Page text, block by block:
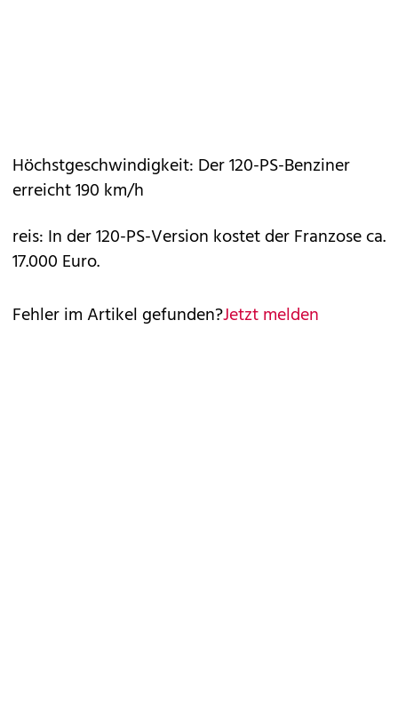
Höchstgeschwindigkeit: Der 120-PS-Benziner
erreicht 190 km/h
reis: In der 120-PS-Version kostet der Franzose ca.
17.000 Euro.
Fehler im Artikel gefunden?Jetzt melden